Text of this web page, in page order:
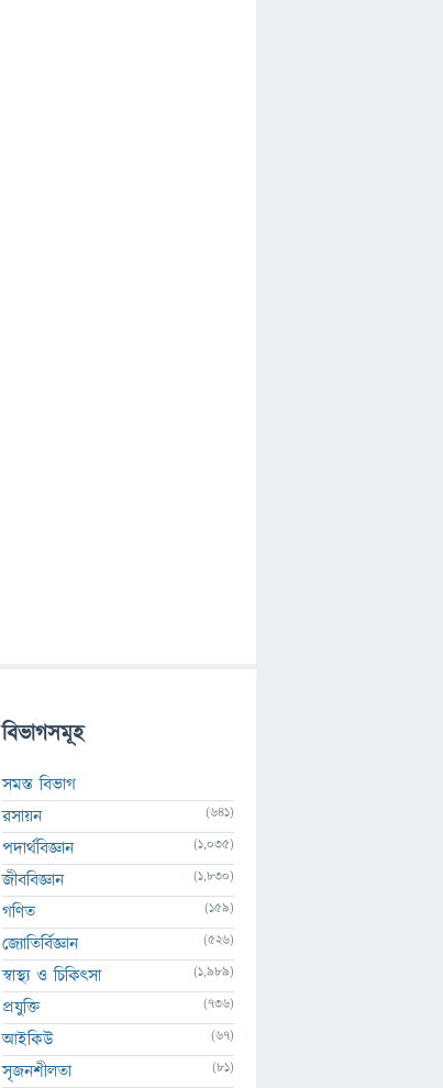
বিভাগসমূহ
সমস্ত বিভাগ
রসায়ন
(641)
পদার্থবিজ্ঞান (1,035)
জীববিজ্ঞান (1,830)
গণিত (159)
জ্যোতির্বিজ্ঞান (526)
স্বাস্থ্য ও চিকিৎসা (1,989)
প্রযুক্তি (736)
আইকিউ (67)
সৃজনশীলতা (81)